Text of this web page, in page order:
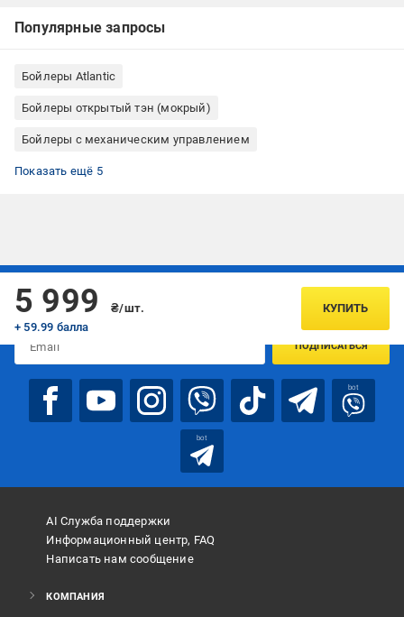
Популярные запросы
Бойлеры Atlantic
Бойлеры открытый тэн (мокрый)
Бойлеры с механическим управлением
Бойлеры вертикальные
Бойлеры slim (тонкие)
Бойлеры • подводка труб нижняя
Бойлеры • магниевый анод
Бойлеры на 50 литров
Показать ещё 5
5 999
₴/шт.
+ 59.99 балла
КУПИТЬ
Подписывайтесь, чтобы узнавать первым об акцияx и
ПОДПИСАТЬСЯ
bot
bot
AI Служба поддержки
Информационный центр, FAQ
Написать нам сообщение
КОМПАНИЯ